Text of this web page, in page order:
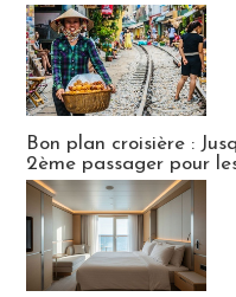
Bon plan croisière :
2ème passager pour